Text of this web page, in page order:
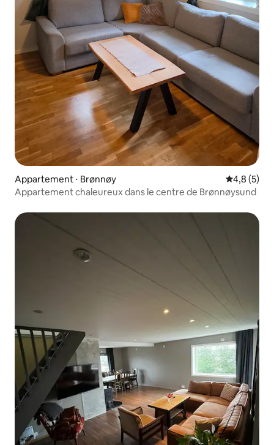
Appartement ⋅ Brønnøy Évaluation
4,8 (5)
Appartement chaleureux dans le centre de Brønnøysund